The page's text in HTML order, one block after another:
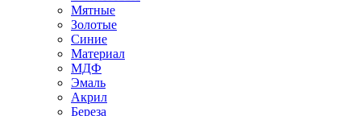
Мятные
Золотые
Синие
Материал
МДФ
Эмаль
Акрил
Береза